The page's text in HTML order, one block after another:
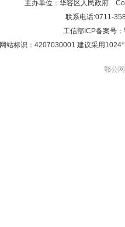
主办单位：华容区人民政府
联系电话:0711-
工信部ICP备案号：
网站标识：4207030001 建议采用
鄂公